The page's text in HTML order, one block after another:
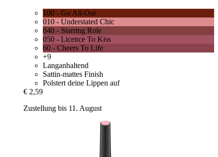
100 - Go All-Out
010 - Understated Chic
040 - Starring Role
050 - Licence To Kiss
60 - Cheers To Life
+9
Langanhaltend
Sattin-mattes Finish
Polstert deine Lippen auf
€ 2,59
Zustellung bis 11. August